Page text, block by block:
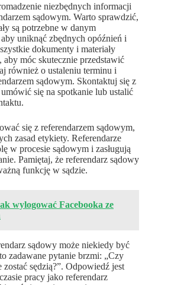
niezbędnych informacji
sądowym. Warto sprawdzić,
są potrzebne w danym
uniknąć zbędnych opóźnień i
dokumenty i materiały
móc skutecznie przedstawić
również o ustaleniu terminu i
sądowym. Skontaktuj się z
się na spotkanie lub ustalić
się z referendarzem sądowym,
zasad etykiety. Referendarze
w procesie sądowym i zasługują
Pamiętaj, że referendarz sądowy
funkcję w sądzie.
wylogować Facebooka ze
sądowy może niekiedy być
zadawane pytanie brzmi: „Czy
sędzią?”. Odpowiedź jest
pracy jako referendarz